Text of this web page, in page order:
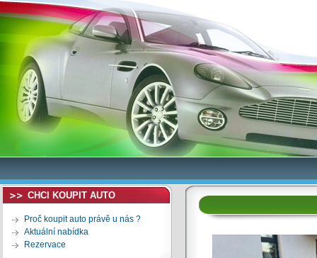
CHCI KOUPIT AUTO
Proč koupit auto právě u nás ?
Aktuální nabídka
Rezervace